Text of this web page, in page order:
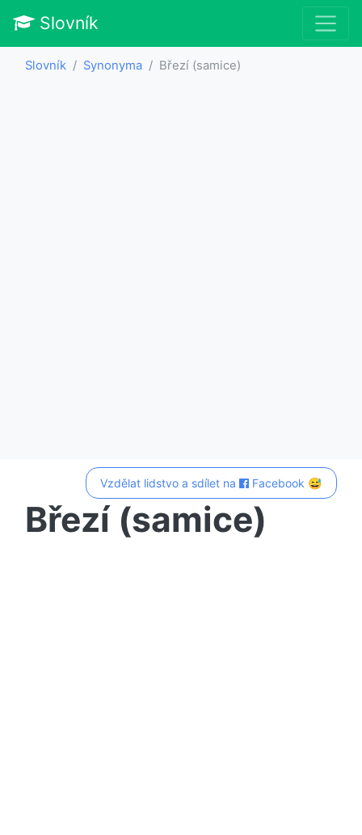
Slovník
Slovník Synonyma Březí (samice)
Vzdělat lidstvo a sdílet na Facebook 😅
Březí (samice)